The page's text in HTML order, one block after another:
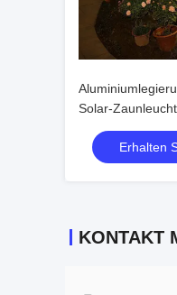
Solar-
Lebensdauer
Erhalten
KONTAKT